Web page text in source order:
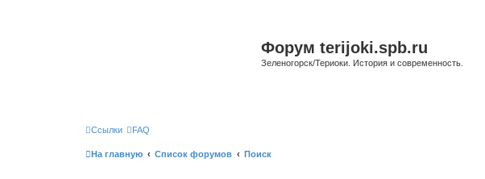
Форум terijoki.spb.ru
Зеленогорск/Териоки. История и современность.
Ссылки FAQ
На главную Список форумов Поиск